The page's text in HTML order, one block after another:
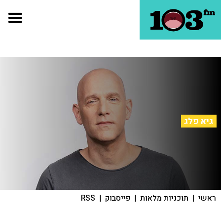
גיא פלג
ראשי | תוכניות מלאות | פייסבוק |
RSS